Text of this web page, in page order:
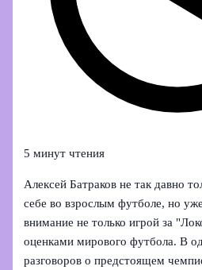
5 минут чтения
Алексей Батраков не так давно
себе во взрослым футболе, но
внимание не только игрой за
оценками мирового футбола. В
разговоров о предстоящем